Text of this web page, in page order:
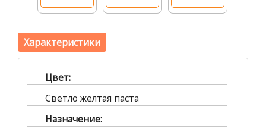
Характеристики
Цвет:
Светло жёлтая паста
Назначение: